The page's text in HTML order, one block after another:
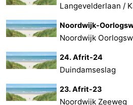
Langevelderlaan /
Noordwijk-
Noordwijk
24. Afrit-24
Duindamseslag
23. Afrit-23
Noordwijk Zeeweg